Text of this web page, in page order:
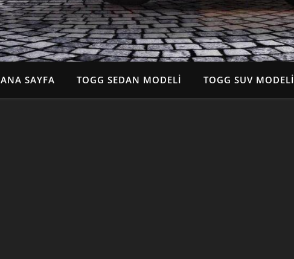
ANA SAYFA TOGG SEDAN MODELI TOGG SUV MODELI